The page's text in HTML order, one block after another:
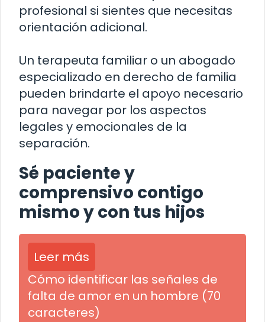
profesional si sientes que necesitas
orientación adicional.
Un terapeuta familiar o un abogado
especializado en derecho de familia
pueden brindarte el apoyo necesario
para navegar por los aspectos
legales y emocionales de la
separación.
Sé paciente y
comprensivo contigo
mismo y con tus hijos
Leer más
Cómo identificar las señales de
falta de amor en un hombre (70
caracteres)